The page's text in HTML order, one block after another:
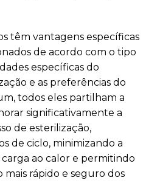
têm vantagens específicas
de acordo com o tipo
específicas do
e as preferências do
todos eles partilham a
significativamente a
de esterilização,
de ciclo, minimizando a
ao calor e permitindo
rápido e seguro dos